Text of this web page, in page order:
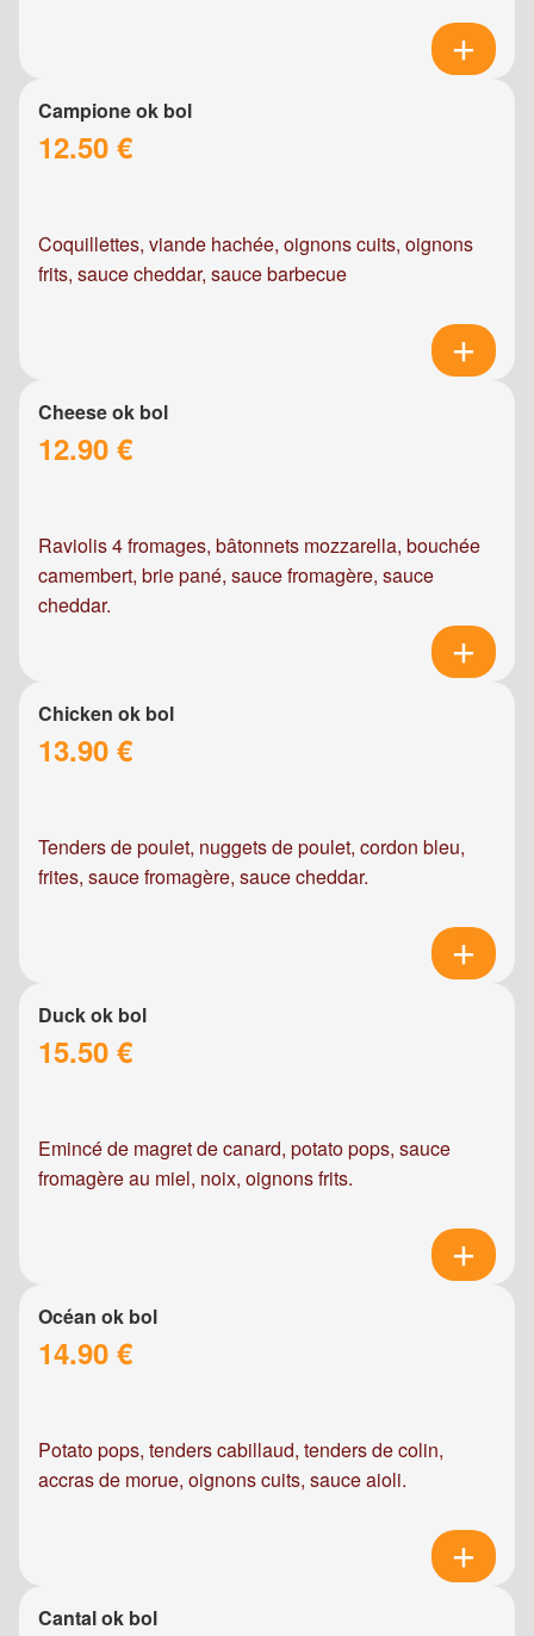
Campione ok bol
12.50 €
Coquillettes, viande hachée, oignons cuits, oignons
frits, sauce cheddar, sauce barbecue
Cheese ok bol
12.90 €
Raviolis 4 fromages, bâtonnets mozzarella, bouchée
camembert, brie pané, sauce fromagère, sauce
cheddar.
Chicken ok bol
13.90 €
Tenders de poulet, nuggets de poulet, cordon bleu,
frites, sauce fromagère, sauce cheddar.
Duck ok bol
15.50 €
Emincé de magret de canard, potato pops, sauce
fromagère au miel, noix, oignons frits.
Océan ok bol
14.90 €
Potato pops, tenders cabillaud, tenders de colin,
accras de morue, oignons cuits, sauce aioli.
Cantal ok bol